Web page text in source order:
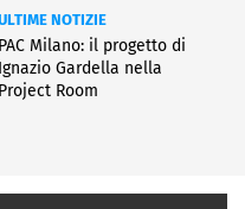
NOTIZIE
PAC Milano: il progetto di
Ignazio Gardella nella
Project Room